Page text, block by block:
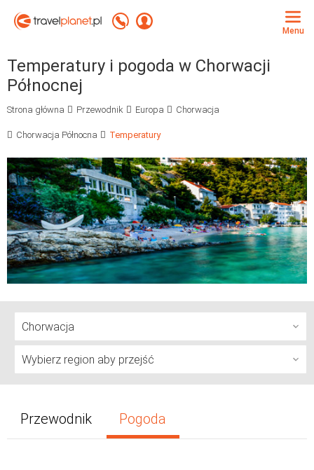
Travelplanet.pl
Zadzwoń +48 71 771 76 55
Zaloguj się
Menu
Temperatury i pogoda w Chorwacji
Północnej
Strona główna Przewodnik Europa Chorwacja
Chorwacja Północna Temperatury
Przewodnik Pogoda